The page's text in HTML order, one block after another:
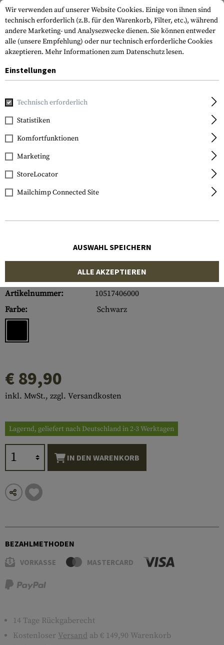
Home Waffenzubehör AK
Clawgear
AK Rear Sight Mount
Artikelnummer:
10517406000
Farbe:
Schwarz
€ 89,90
inkl. MwSt., zzgl. Versandkosten
Lagernd, geliefert nach Deutschland in 2-3 Werktagen
IN DEN WARENKORB
BEZAHLMETHODEN
VORKASSE MASTERCARD
14 Tage Rückgaberecht
Kostenloser Versand ab € 149,90 Warenkorb
Wir verwenden auf unserer Website Cookies. Einige von ihnen sind
technisch erforderlich (z.B. für den Warenkorb, Filter, etc.), während
andere Marketing- und Analysezwecke dienen. Sie können entweder
alle (unsere Empfehlung) oder nur technisch erforderliche Cookies
akzeptieren. Mehr Informationen zum Datenschutz lesen.
Einstellungen
Technisch erforderlich
Statistiken
Komfortfunktionen
Marketing
StoreLocator
Mailchimp Connected Site
AUSWAHL SPEICHERN
ALLE AKZEPTIEREN